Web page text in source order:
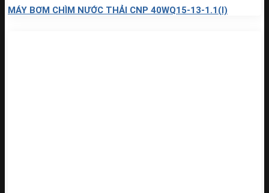
MÁY BƠM CHÌM NƯỚC THẢI CNP 40WQ15-13-1.1(I)